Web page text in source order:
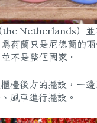
the Netherlands）並
荷蘭只是尼德蘭的
不是整個國家。
檯後方的擺設，一
風車進行擺設。